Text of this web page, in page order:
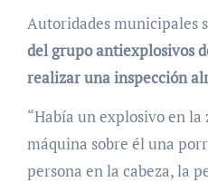
Autoridades municipales
del grupo antiexplosivos
realizar una inspección
“Había un explosivo en la
máquina sobre él una
persona en la cabeza, la